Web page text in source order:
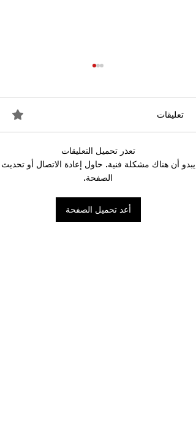
القضاء الإداري يقضي بحل
نقابة "كنابست"
تعليقات
تعذر تحميل التعليقات
يبدو أن هناك مشكلة فنية. حاول إعادة الاتصال أو تحديث
الصفحة.
أعد تحميل الصفحة